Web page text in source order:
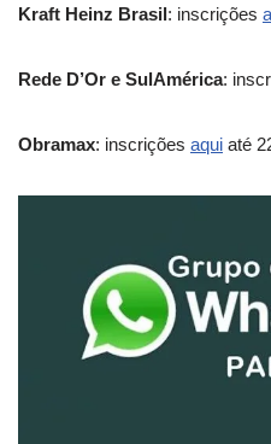
Kraft Heinz Brasil: inscrições
Rede D’Or e SulAmérica:
Obramax: inscrições aqui até